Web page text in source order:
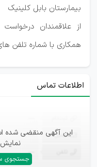
بیمارستان بابل کلینیک
از علاقمندان
همکاری با شماره تلفن
اطلاعات تماس
این آگهی منقضی شده
جستجوی
ایمیل —
—